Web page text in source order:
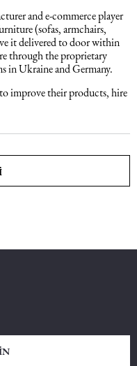
and e-commerce player
(sofas, armchairs,
it delivered to door within
through the proprietary
in Ukraine and Germany.
improve their products, hire